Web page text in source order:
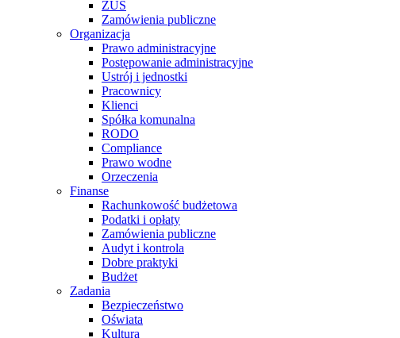
ZUS
Zamówienia publiczne
Organizacja
Prawo administracyjne
Postępowanie administracyjne
Ustrój i jednostki
Pracownicy
Klienci
Spółka komunalna
RODO
Compliance
Prawo wodne
Orzeczenia
Finanse
Rachunkowość budżetowa
Podatki i opłaty
Zamówienia publiczne
Audyt i kontrola
Dobre praktyki
Budżet
Zadania
Bezpieczeństwo
Oświata
Kultura